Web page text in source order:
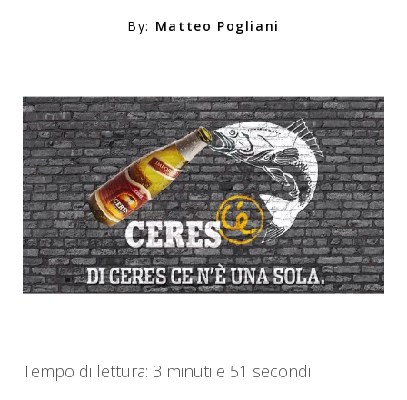
By: Matteo Pogliani
Tempo di lettura: 3 minuti e 51 secondi